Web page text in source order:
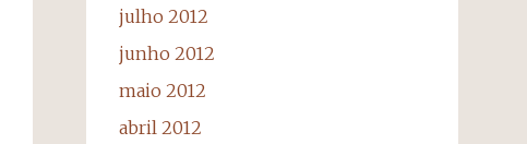
julho 2012
junho 2012
maio 2012
abril 2012